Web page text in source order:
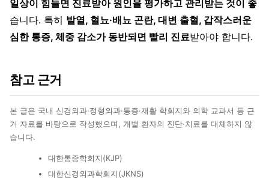
일상이 힘들면 진료받아 원인을 평가하고 관리받는 것이 좋
습니다. 특히 발열, 혈뇨·배뇨 곤란, 대변 출혈, 갑작스러운
심한 통증, 체중 감소가 동반되면 빨리 진료받아야 합니다.
참고 근거
본 글은 국내 신경외과·정형외과·통증·재활 학회지와 의학 교과서 등 근
거 자료를 바탕으로 작성했으며, 개별 환자의 진단·치료를 대체하지 않
습니다.
대한통증학회지(KJP)
대한신경외과학회지(JKNS)